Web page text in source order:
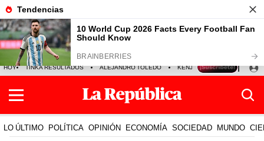
HOY TINKA RESULTADOS ALEJANDRO TOLEDO KENJI FUJIMORI PRECIO
LO ÚLTIMO POLÍTICA OPINIÓN ECONOMÍA SOCIEDAD MUNDO